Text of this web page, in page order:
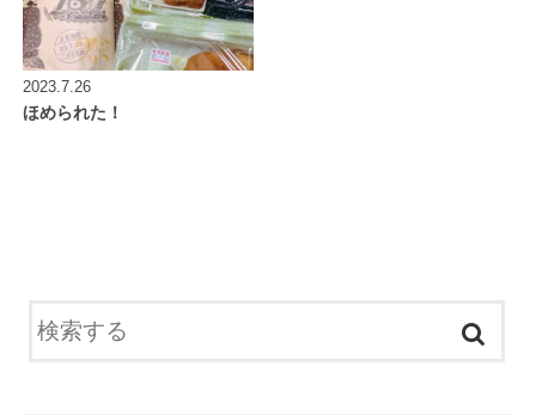
2023.7.26
ほめられた！